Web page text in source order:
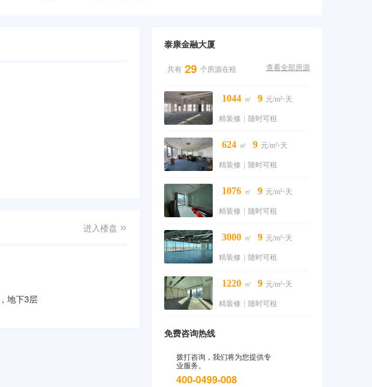
进入楼盘 
地下3层
泰康金融大厦
共有 29 个房源在租 查看全部房源
1044 ㎡ 9 元/m²⋅天
精装修 随时可租
624 ㎡ 9 元/m²⋅天
精装修 随时可租
1076 ㎡ 9 元/m²⋅天
精装修 随时可租
3000 ㎡ 9 元/m²⋅天
精装修 随时可租
1220 ㎡ 9 元/m²⋅天
精装修 随时可租
免费咨询热线
拨打咨询，我们将为您提供专
业服务。
400-0499-008